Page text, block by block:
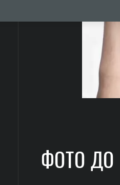
ФОТО ДО